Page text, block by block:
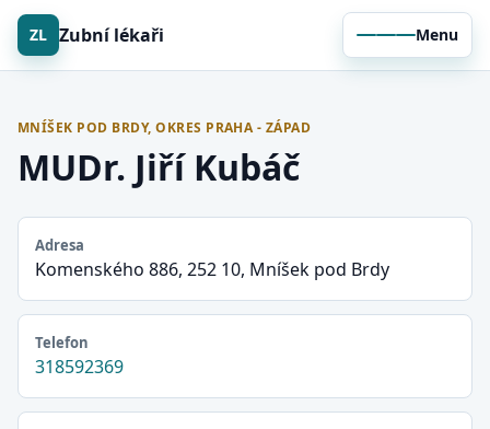
ZL Zubní lékaři Menu
MNÍŠEK POD BRDY, OKRES PRAHA - ZÁPAD
MUDr. Jiří Kubáč
Adresa
Komenského 886, 252 10, Mníšek pod Brdy
Telefon
318592369